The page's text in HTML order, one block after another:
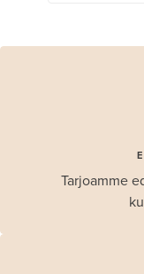
Tarjoamme